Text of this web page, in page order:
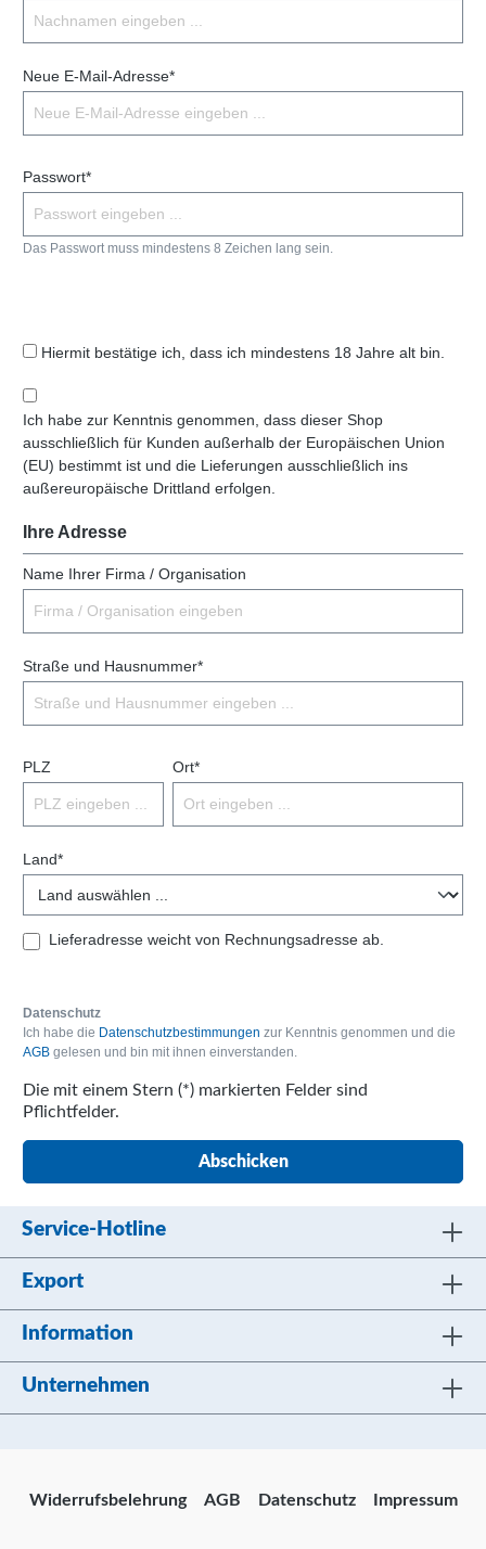
Neue E-Mail-Adresse*
Passwort*
Das Passwort muss mindestens 8 Zeichen lang sein.
Hiermit bestätige ich, dass ich mindestens 18 Jahre alt bin.
Ich habe zur Kenntnis genommen, dass dieser Shop
ausschließlich für Kunden außerhalb der Europäischen Union
(EU) bestimmt ist und die Lieferungen ausschließlich ins
außereuropäische Drittland erfolgen.
Ihre Adresse
Name Ihrer Firma / Organisation
Straße und Hausnummer*
PLZ Ort*
Land*
Lieferadresse weicht von Rechnungsadresse ab.
Datenschutz
Ich habe die Datenschutzbestimmungen zur Kenntnis genommen und die
AGB gelesen und bin mit ihnen einverstanden.
Die mit einem Stern (*) markierten Felder sind
Pflichtfelder.
Abschicken
Service-Hotline
Export
Information
Unternehmen
Widerrufsbelehrung AGB Datenschutz Impressum